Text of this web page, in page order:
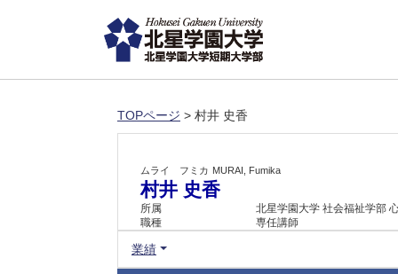
TOPページ > 村井 史香
ムライ フミカ MURAI, Fumika
村井 史香
所属
北星学園大学 社会福祉学部
職種
専任講師
業績